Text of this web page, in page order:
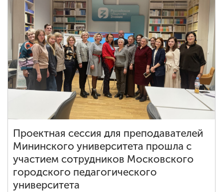
Проектная сессия для преподавателей
Мининского университета прошла с
участием сотрудников Московского
городского педагогического
университета